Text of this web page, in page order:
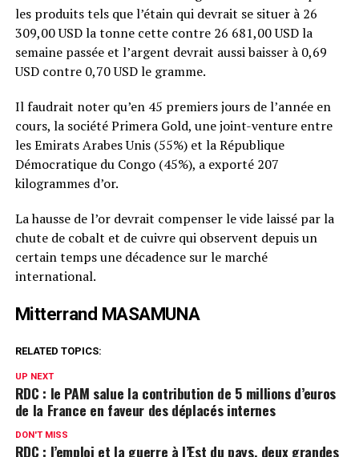
les produits tels que l’étain qui devrait se situer à 26
309,00 USD la tonne cette contre 26 681,00 USD la
semaine passée et l’argent devrait aussi baisser à 0,69
USD contre 0,70 USD le gramme.
Il faudrait noter qu’en 45 premiers jours de l’année en
cours, la société Primera Gold, une joint-venture entre
les Emirats Arabes Unis (55%) et la République
Démocratique du Congo (45%), a exporté 207
kilogrammes d’or.
La hausse de l’or devrait compenser le vide laissé par la
chute de cobalt et de cuivre qui observent depuis un
certain temps une décadence sur le marché
international.
Mitterrand MASAMUNA
RELATED TOPICS:
UP NEXT
RDC : le PAM salue la contribution de 5 millions d’euros
de la France en faveur des déplacés internes
DON'T MISS
RDC : l’emploi et la guerre à l’Est du pays, deux grandes